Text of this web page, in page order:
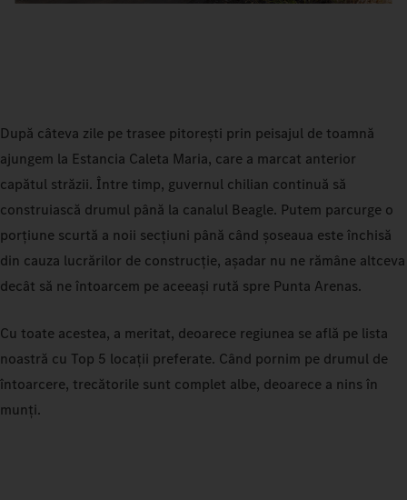
După câteva zile pe trasee pitorești prin peisajul de toamnă
ajungem la Estancia Caleta Maria, care a marcat anterior
capătul străzii. Între timp, guvernul chilian continuă să
construiască drumul până la canalul Beagle. Putem parcurge o
porțiune scurtă a noii secțiuni până când șoseaua este închisă
din cauza lucrărilor de construcție, așadar nu ne rămâne altceva
decât să ne întoarcem pe aceeași rută spre Punta Arenas.
Cu toate acestea, a meritat, deoarece regiunea se află pe lista
noastră cu Top 5 locații preferate. Când pornim pe drumul de
întoarcere, trecătorile sunt complet albe, deoarece a nins în
munți.